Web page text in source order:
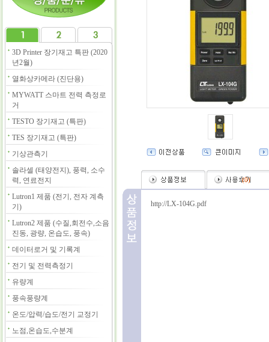
3D Printer 장기재고 특판 (2020
년2월)
열화상카메라 (진단용)
MYWATT 스마트 전력 측정로
거
TESTO 장기재고 (특판)
TES 장기재고 (특판)
기상관측기
솔라셀 (태양전지), 풍력, 소수
력, 연료전지
Lutron1 제품 (전기, 전자 계측
기)
Lutron2 제품 (수질,회전수,소음
진동, 광량, 온습도, 풍속)
데이터로거 및 기록계
전기 및 전력측정기
유량계
풍속풍량계
온도/압력/습도/전기 교정기
노점,온습도,수분계
(0)
http://LX-104G.pdf